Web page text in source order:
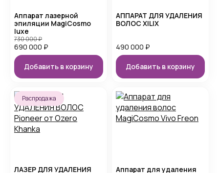
Аппарат лазерной
эпиляции MagiCosmo
luxe
690 000 ₽
730 000₽
Добавить в корзину
АППАРАТ ДЛЯ УДАЛЕНИЯ
ВОЛОС XILIX
490 000 ₽
Добавить в корзину
Распродажа
ЛАЗЕР ДЛЯ УДАЛЕНИЯ
Аппарат для удаления